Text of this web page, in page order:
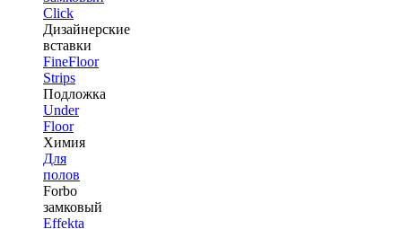
Click
Дизайнерские
вставки
FineFloor
Strips
Подложка
Under
Floor
Химия
Для
полов
Forbo
замковый
Effekta